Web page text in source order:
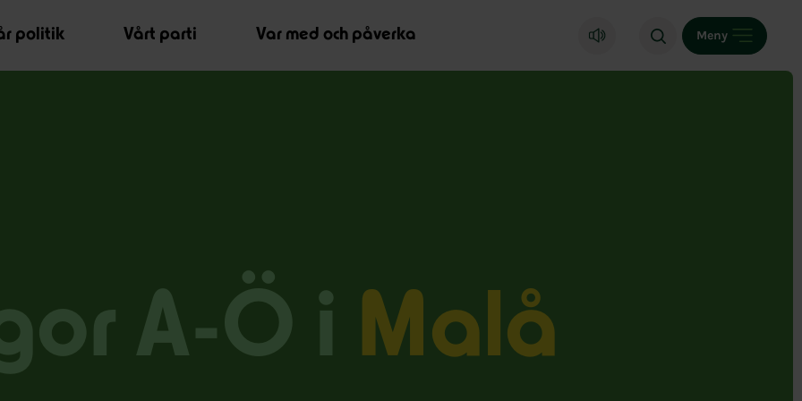
politik
Vårt parti Var med och påverka Meny
A-Ö i Malå